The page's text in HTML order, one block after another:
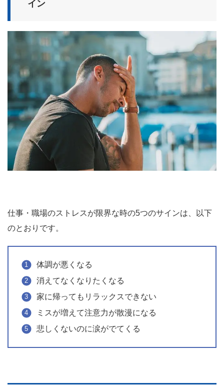
イン
仕事・職場のストレスが限界な時の5つのサインは、以下
のとおりです。
体調が悪くなる
消えてなくなりたくなる
家に帰ってもリラックスできない
ミスが増えて注意力が散漫になる
悲しくないのに涙がでてくる